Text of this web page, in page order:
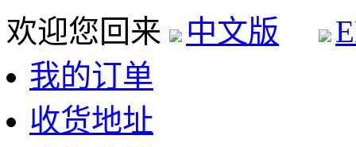
欢迎您回来 中文版
我的订单
收货地址